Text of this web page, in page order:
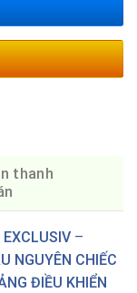
thanh
EXCLUSIV –
NGUYÊN CHIẾC
ĐIỀU KHIỂN